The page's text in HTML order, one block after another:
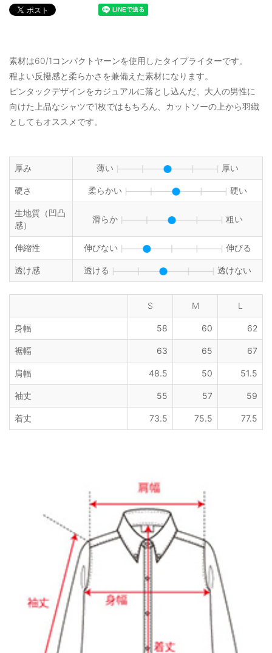
素材は60/1コンパクトヤーンを使用したタイプライターです。
程よい反撥感と柔らかさを兼備えた素材になります。
ピンタックデザインをカジュアルに落とし込んだ、大人の男性に
向けた上品なシャツで1枚ではもちろん、カットソーの上から羽織
としてもオススメです。
厚み 薄い 厚い
硬さ 柔らかい 硬い
生地質（凹凸
感）
滑らか 粗い
伸縮性 伸びない 伸びる
透け感 透ける 透けない
S M L
身幅 58 60 62
裾幅 63 65 67
肩幅 48.5 50 51.5
袖丈 55 57 59
着丈 73.5 75.5 77.5